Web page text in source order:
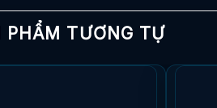
PHẨM TƯƠNG TỰ